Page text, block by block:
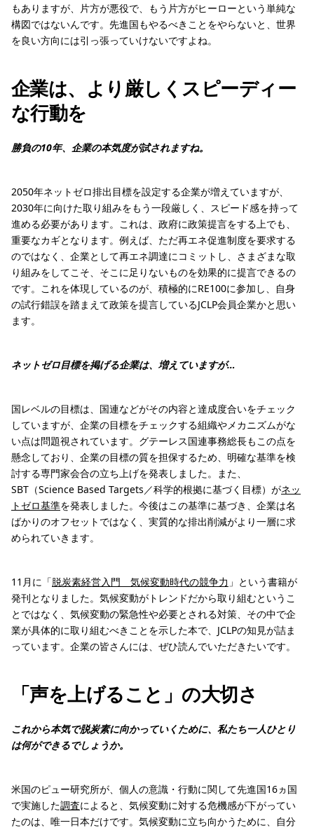
もありますが、片方が悪役で、もう片方がヒーローという単純な
構図ではないんです。先進国もやるべきことをやらないと、世界
を良い方向には引っ張っていけないですよね。
企業は、より厳しくスピーディー
な行動を
勝負の10年、企業の本気度が試されますね。
2050年ネットゼロ排出目標を設定する企業が増えていますが、
2030年に向けた取り組みをもう一段厳しく、スピード感を持って
進める必要があります。これは、政府に政策提言をする上でも、
重要なカギとなります。例えば、ただ再エネ促進制度を要求する
のではなく、企業として再エネ調達にコミットし、さまざまな取
り組みをしてこそ、そこに足りないものを効果的に提言できるの
です。これを体現しているのが、積極的にRE100に参加し、自身
の試行錯誤を踏まえて政策を提言しているJCLP会員企業かと思い
ます。
ネットゼロ目標を掲げる企業は、増えていますが…
国レベルの目標は、国連などがその内容と達成度合いをチェック
していますが、企業の目標をチェックする組織やメカニズムがな
い点は問題視されています。グテーレス国連事務総長もこの点を
懸念しており、企業の目標の質を担保するため、明確な基準を検
討する専門家会合の立ち上げを発表しました。また、
SBT（Science Based Targets／科学的根拠に基づく目標）がネッ
トゼロ基準を発表しました。今後はこの基準に基づき、企業は名
ばかりのオフセットではなく、実質的な排出削減がより一層に求
められていきます。
11月に「脱炭素経営入門 気候変動時代の競争力 」という書籍が
発刊となりました。気候変動がトレンドだから取り組むというこ
とではなく、気候変動の緊急性や必要とされる対策、その中で企
業が具体的に取り組むべきことを示した本で、JCLPの知見が詰ま
っています。企業の皆さんには、ぜひ読んでいただきたいです。
「声を上げること」の大切さ
これから本気で脱炭素に向かっていくために、私たち一人ひとり
は何ができるでしょうか。
米国のピュー研究所が、個人の意識・行動に関して先進国16ヵ国
で実施した調査によると、気候変動に対する危機感が下がってい
たのは、唯一日本だけです。気候変動に立ち向かうために、自分